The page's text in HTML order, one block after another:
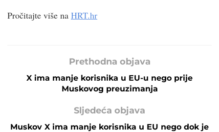
Pročitajte više na HRT.hr
Prethodna objava
X ima manje korisnika u EU-u nego prije
Muskovog preuzimanja
Sljedeća objava
Muskov X ima manje korisnika u EU nego dok je